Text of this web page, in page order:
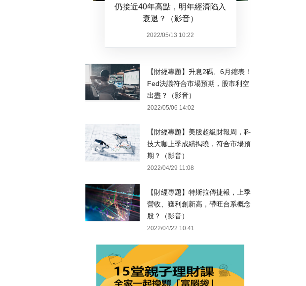
仍接近40年高點，明年經濟陷入
衰退？（影音）
2022/05/13 10:22
【財經專題】升息2碼、6月縮表！
Fed決議符合市場預期，股市利空
出盡？（影音）
2022/05/06 14:02
【財經專題】美股超級財報周，科
技大咖上季成績揭曉，符合市場預
期？（影音）
2022/04/29 11:08
【財經專題】特斯拉傳捷報，上季
營收、獲利創新高，帶旺台系概念
股？（影音）
2022/04/22 10:41